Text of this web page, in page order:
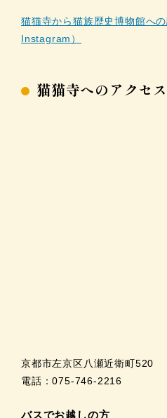
猫猫寺から猫族歴史博物館へ
Instagram）
猫猫寺へのアクセス
京都市左京区八瀬近衛町520
電話：075-746-2216
バスでお越しの方